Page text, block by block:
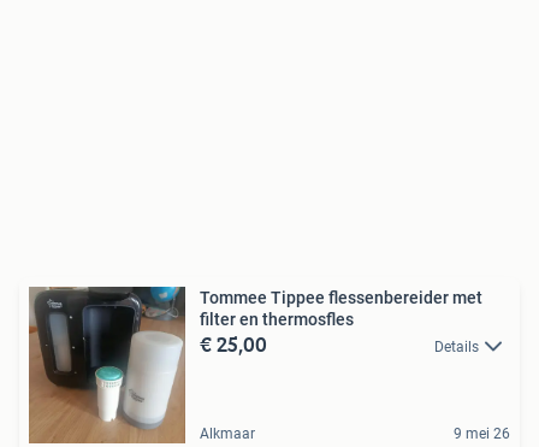
Tommee Tippee flessenbereider met
filter en thermosfles
€ 25,00 Details
Alkmaar 9 mei 26